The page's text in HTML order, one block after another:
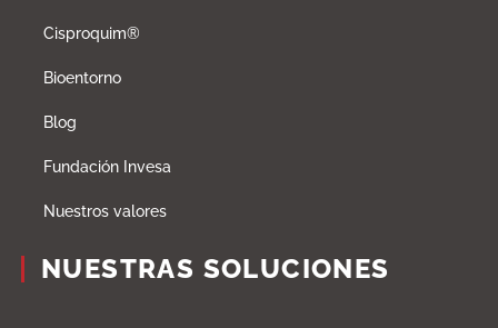
Cisproquim®
Bioentorno
Blog
Fundación Invesa
Nuestros valores
NUESTRAS SOLUCIONES